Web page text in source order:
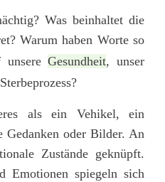
Was beinhaltet die
Warum haben Worte so
unsereGesundheit, unser
als ein Vehikel, ein
Gedanken oder Bilder. An
Zustände geknüpft.
Emotionen spiegeln sich